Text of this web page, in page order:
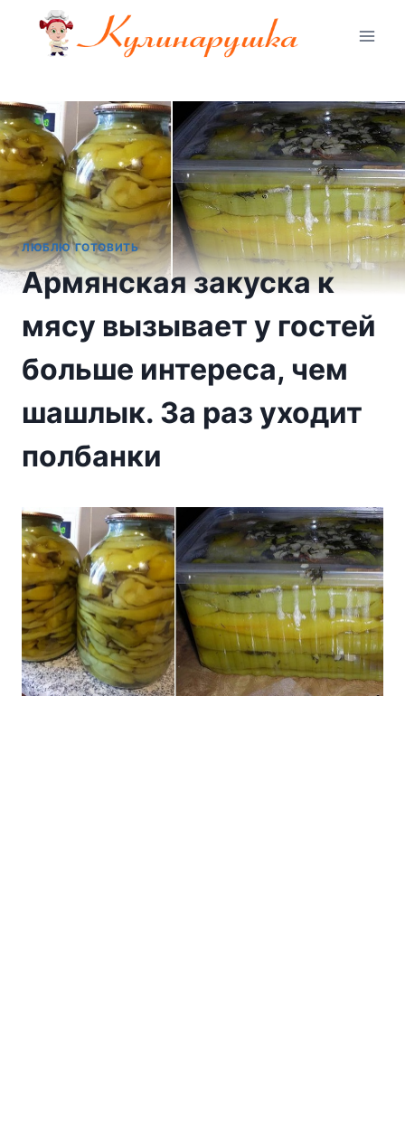
Перейти
содержимому
ЛЮБЛЮ ГОТОВИТЬ
Армянская закуска к
мясу вызывает у гостей
больше интереса, чем
шашлык. За раз уходит
полбанки